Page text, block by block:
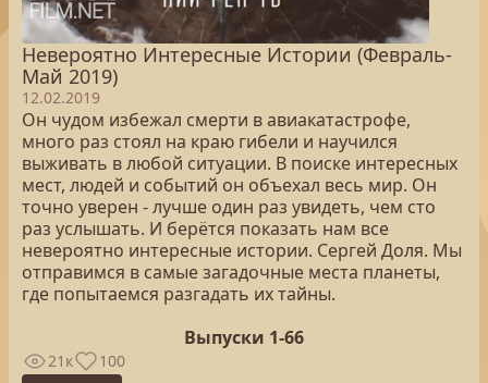
Невероятно Интересные Истории (Февраль-
Май 2019)
12.02.2019
Он чудом избежал смерти в авиакатастрофе,
много раз стоял на краю гибели и научился
выживать в любой ситуации. В поиске интересных
мест, людей и событий он объехал весь мир. Он
точно уверен - лучше один раз увидеть, чем сто
раз услышать. И берётся показать нам все
невероятно интересные истории. Сергей Доля. Мы
отправимся в самые загадочные места планеты,
где попытаемся разгадать их тайны.
Выпуски 1-66
21к 100